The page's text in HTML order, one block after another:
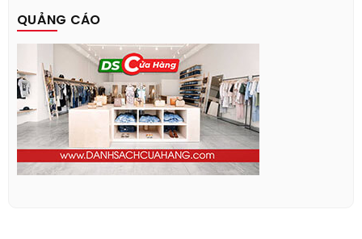
QUẢNG CÁO